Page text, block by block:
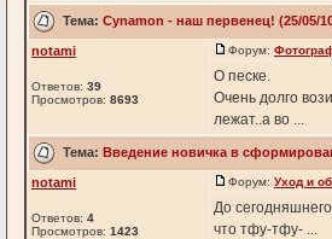
Тема: Cynamon - наш первенец! (25/05/
notami
Ответов: 39
Просмотров: 8693
Форум:
О песке.
Очень долго
лежат..а во ...
Тема: Введение новичка в
notami
Ответов: 4
Просмотров: 1423
Форум: Уход и
До
что тфу-тфу- ...